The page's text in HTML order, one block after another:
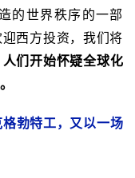
的世界秩序的一部
西方投资，我们将
们开始怀疑全球化
勃特工，又以一场